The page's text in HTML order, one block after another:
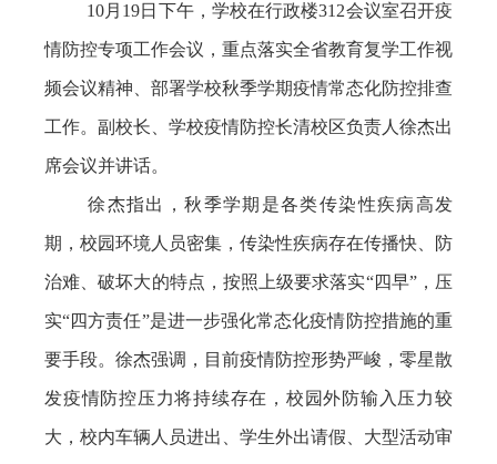
10月19日下午，学校在行政楼312会议室召开疫
情防控专项工作会议，重点落实全省教育复学工作视
频会议精神、部署学校秋季学期疫情常态化防控排查
工作。副校长、学校疫情防控长清校区负责人徐杰出
席会议并讲话。
徐杰指出，秋季学期是各类传染性疾病高发
期，校园环境人员密集，传染性疾病存在传播快、防
治难、破坏大的特点，按照上级要求落实“四早”，压
实“四方责任”是进一步强化常态化疫情防控措施的重
要手段。徐杰强调，目前疫情防控形势严峻，零星散
发疫情防控压力将持续存在，校园外防输入压力较
大，校内车辆人员进出、学生外出请假、大型活动审